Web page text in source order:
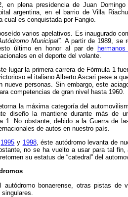
en plena presidencia de Juan
argentina, en el barrio de Villa
cual es conquistada por Fangio.
varios apelativos. Es inaugurado
Municipal”.A partir de 1989, se
último en honor al par de
en el deporte del volante.
lugar la primera carrera de Fórmula 1
el italiano Alberto Ascari pese a
nueve personas. Sin embargo, este
competencias de gran nivel hasta 1960.
la máxima categoría del
diseño la mantiene durante más de
1. No obstante, debido a la Guerra de
de autos en nuestro país.
1995 y 1998, éste autódromo levanta de
no se ha vuelto a usar para tal fin,
su estatus de “catedral” del
bonaerense, otras pistas de